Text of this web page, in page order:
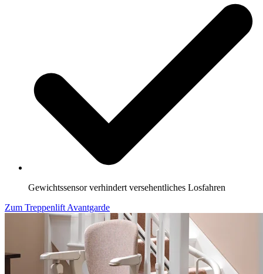
Gewichtssensor verhindert versehentliches Losfahren
Zum Treppenlift Avantgarde